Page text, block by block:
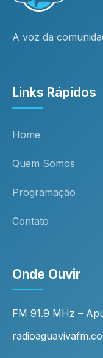
A voz da
Links Rápidos
Home
Quem Somos
Programação
Contato
Onde Ouvir
FM 91.9 MHz –